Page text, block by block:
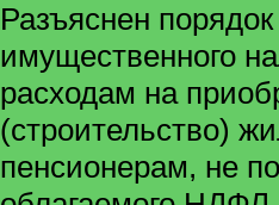
Разъяснен
имущественного
расходам на
(строительство)
пенсионерам, не